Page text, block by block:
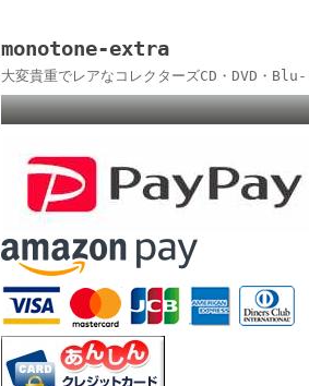
monotone-extra
大変貴重でレアなコレクターズCD・DVD・